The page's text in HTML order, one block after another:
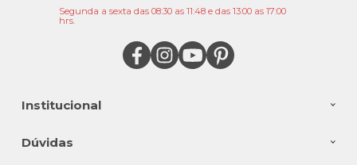
Institucional
Dúvidas
Segunda a sexta das 08:30 as 11:48 e das 13:00 as 17:00
hrs.